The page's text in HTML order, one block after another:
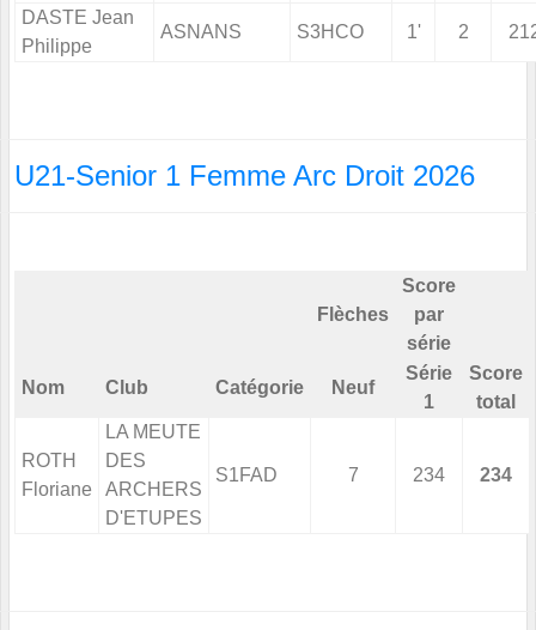
DASTE Jean
Philippe
ASNANS S3HCO 1' 2
U21-Senior 1 Femme Arc Droit 2026
Flèches
Score
par
série
Nom Club Catégorie Neuf
Série
1
Score
total
ROTH
Floriane
LA MEUTE
DES
ARCHERS
D'ETUPES
S1FAD 7 234 234